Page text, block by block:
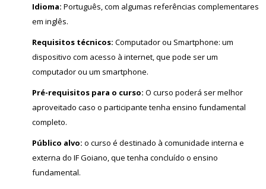
Idioma: Português, com algumas referências complementares
em inglês.
Requisitos técnicos: Computador ou Smartphone: um
dispositivo com acesso à internet, que pode ser um
computador ou um smartphone.
Pré-requisitos para o curso: O curso poderá ser melhor
aproveitado caso o participante tenha ensino fundamental
completo.
Público alvo: o curso é destinado à comunidade interna e
externa do IF Goiano, que tenha concluído o ensino
fundamental.